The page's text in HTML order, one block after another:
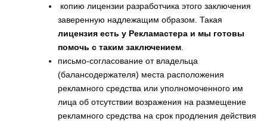
копию лицензии разработчика этого заключения
заверенную надлежащим образом. Такая
лицензия есть у Рекламастера и мы готовы
помочь с таким заключением
письмо-согласование от владельца
(балансодержателя) места расположения
рекламного средства или уполномоченного им
лица об отсутствии возражения на размещение
рекламного средства на срок продления действия